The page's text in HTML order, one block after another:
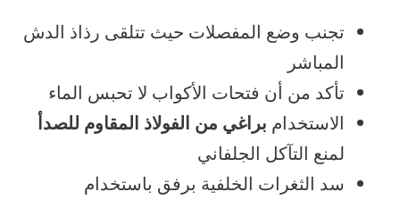
تجنب وضع المفصلات حيث تتلقى رذاذ الدش
المباشر
تأكد من أن فتحات الأكواب لا تحبس الماء
الاستخدام براغي من الفولاذ المقاوم للصدأ
لمنع التآكل الجلفاني
سد الثغرات الخلفية برفق باستخدام